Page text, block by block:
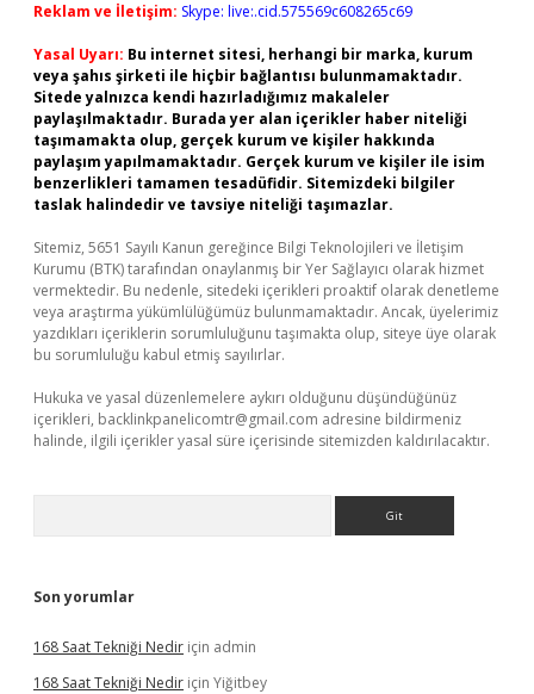
Reklam ve İletişim: Skype: live:.cid.575569c608265c69
Yasal Uyarı: Bu internet sitesi, herhangi bir marka, kurum
veya şahıs şirketi ile hiçbir bağlantısı bulunmamaktadır.
Sitede yalnızca kendi hazırladığımız makaleler
paylaşılmaktadır. Burada yer alan içerikler haber niteliği
taşımamakta olup, gerçek kurum ve kişiler hakkında
paylaşım yapılmamaktadır. Gerçek kurum ve kişiler ile isim
benzerlikleri tamamen tesadüfidir. Sitemizdeki bilgiler
taslak halindedir ve tavsiye niteliği taşımazlar.
Sitemiz, 5651 Sayılı Kanun gereğince Bilgi Teknolojileri ve İletişim
Kurumu (BTK) tarafından onaylanmış bir Yer Sağlayıcı olarak hizmet
vermektedir. Bu nedenle, sitedeki içerikleri proaktif olarak denetleme
veya araştırma yükümlülüğümüz bulunmamaktadır. Ancak, üyelerimiz
yazdıkları içeriklerin sorumluluğunu taşımakta olup, siteye üye olarak
bu sorumluluğu kabul etmiş sayılırlar.
Hukuka ve yasal düzenlemelere aykırı olduğunu düşündüğünüz
içerikleri, backlinkpanelicomtr@gmail.com adresine bildirmeniz
halinde, ilgili içerikler yasal süre içerisinde sitemizden kaldırılacaktır.
Son yorumlar
168 Saat Tekniği Nedir için admin
168 Saat Tekniği Nedir için Yiğitbey